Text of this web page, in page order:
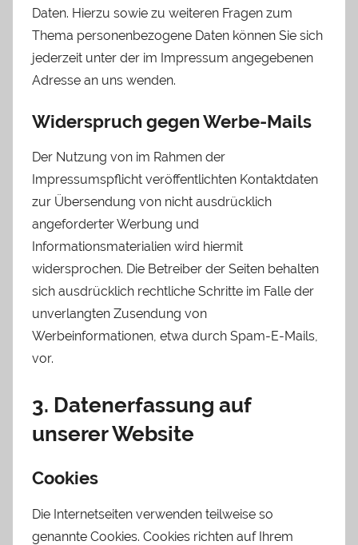
Daten. Hierzu sowie zu weiteren Fragen zum
Thema personenbezogene Daten können Sie sich
jederzeit unter der im Impressum angegebenen
Adresse an uns wenden.
Widerspruch gegen Werbe-Mails
Der Nutzung von im Rahmen der
Impressumspflicht veröffentlichten Kontaktdaten
zur Übersendung von nicht ausdrücklich
angeforderter Werbung und
Informationsmaterialien wird hiermit
widersprochen. Die Betreiber der Seiten behalten
sich ausdrücklich rechtliche Schritte im Falle der
unverlangten Zusendung von
Werbeinformationen, etwa durch Spam-E-Mails,
vor.
3. Datenerfassung auf
unserer Website
Cookies
Die Internetseiten verwenden teilweise so
genannte Cookies. Cookies richten auf Ihrem